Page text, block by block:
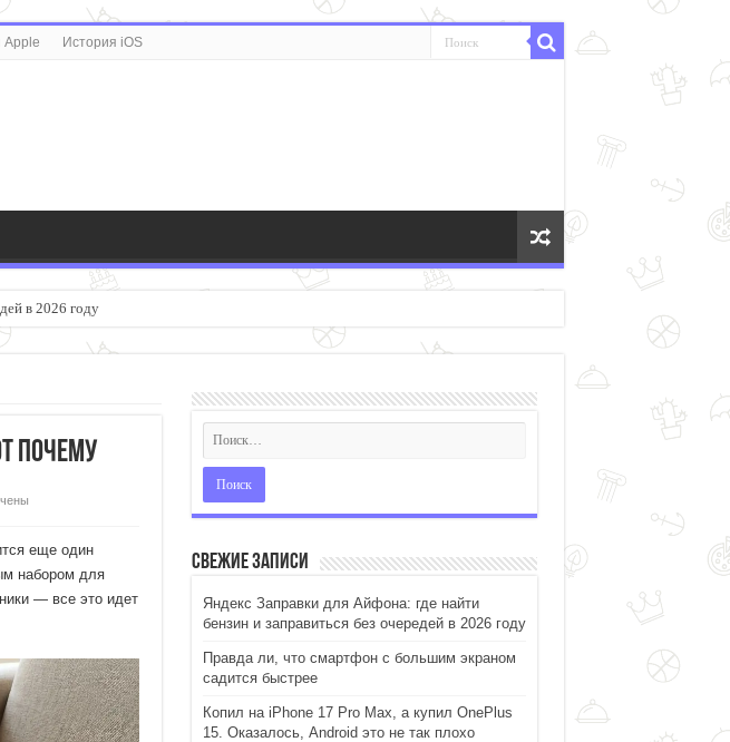
Apple История iOS
в 2026 году
почему
еще один
набором для
— все это идет
Свежие записи
Яндекс Заправки для Айфона: где найти
бензин и заправиться без очередей в 2026 году
Правда ли, что смартфон с большим экраном
садится быстрее
Копил на iPhone 17 Pro Max, а купил OnePlus
15. Оказалось, Android это не так плохо